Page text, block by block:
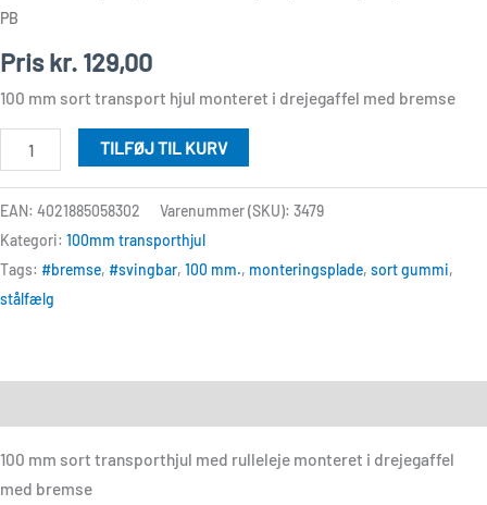
PB
Priskr. 129,00
100 mm sort transport hjul monteret i drejegaffel med bremse
PB
TILFØJ TIL KURV
EAN: 4021885058302 Varenummer (SKU): 3479
Kategori: 100mm transporthjul
Tags: #bremse, #svingbar, 100 mm., monteringsplade, sort gummi,
stålfælg
100 mm sort transporthjul med rulleleje monteret i drejegaffel
med bremse